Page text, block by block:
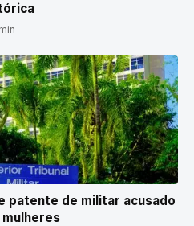
patente de militar acusado